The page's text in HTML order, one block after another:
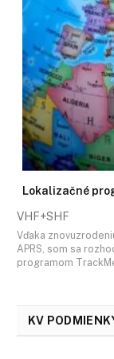
Lokalizačné
VHF+SHF
Vďaka
APRS, som sa
programom
KV